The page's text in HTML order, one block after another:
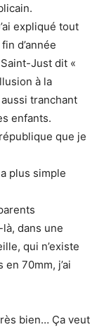
expliqué tout
d’année
Just dit «
à la
tranchant
enfants.
que je
plus simple
dans une
qui n’existe
70mm, j’ai
bien… Ça veut